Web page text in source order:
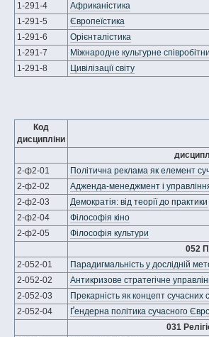
1-291-4
Африканістика
1-291-5
Європеїстика
1-291-6
Орієнталістика
1-291-7
Міжнародне культурне
1-291-8
Цивілізації світу
Код
дисципліни
2-ф2-01
Політична реклама як елемент
2-ф2-02
Адженда-менеджмент і
2-ф2-03
Демократія: від теорії до практики
2-ф2-04
Філософія кіно
2-ф2-05
Філософія культури
052
2-052-01
Парадигмальність у дослідній
2-052-02
Антикризове стратегічне
2-052-03
Прекарність як концепт сучасних
2-052-04
Ґендерна політика сучасного
031